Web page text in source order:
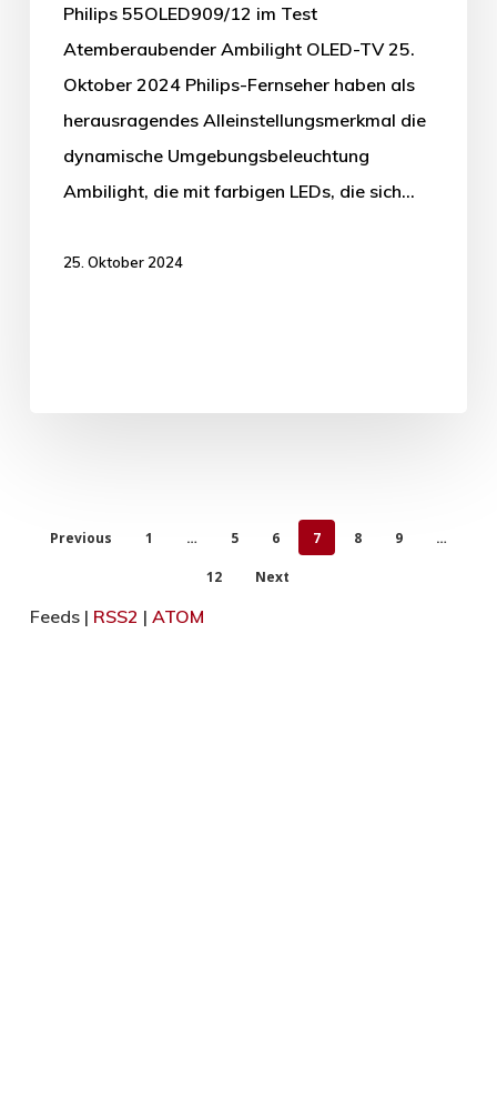
Philips 55OLED909/12 im Test
Atemberaubender Ambilight OLED-TV 25.
Oktober 2024 Philips-Fernseher haben als
herausragendes Alleinstellungsmerkmal die
dynamische Umgebungsbeleuchtung
Ambilight, die mit farbigen LEDs, die sich…
25. Oktober 2024
Previous 1 … 5 6 7 8 9 …
12 Next
Feeds | RSS2 | ATOM